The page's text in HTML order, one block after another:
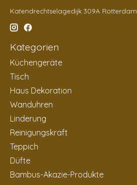
Katendrechtselagedijk 309A Rotterdam
Kategorien
Küchengeräte
Tisch
Haus Dekoration
Wanduhren
Linderung
Reinigungskraft
Teppich
Düfte
Bambus-Akazie-Produkte